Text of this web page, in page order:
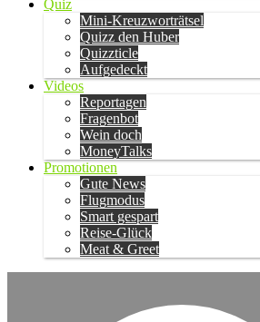
Quiz
Mini-Kreuzworträtsel
Quizz den Huber
Quizzticle
Aufgedeckt
Videos
Reportagen
Fragenbot
Wein doch
MoneyTalks
Promotionen
Gute News
Flugmodus
Smart gespart
Reise-Glück
Meat & Greet